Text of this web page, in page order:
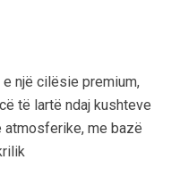
një cilësie premium,
të lartë ndaj kushteve
atmosferike, me bazë